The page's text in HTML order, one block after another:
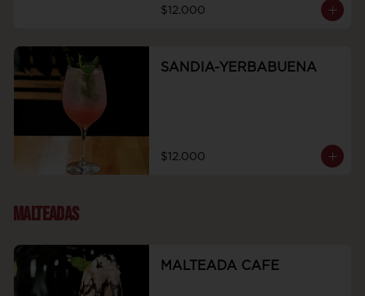
$12.000
SANDIA-YERBABUENA
$12.000
MALTEADAS
MALTEADA CAFE